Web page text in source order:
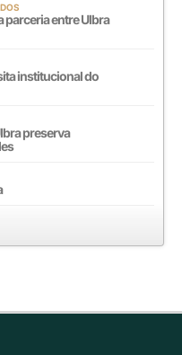
parceria entre Ulbra
institucional do
preserva